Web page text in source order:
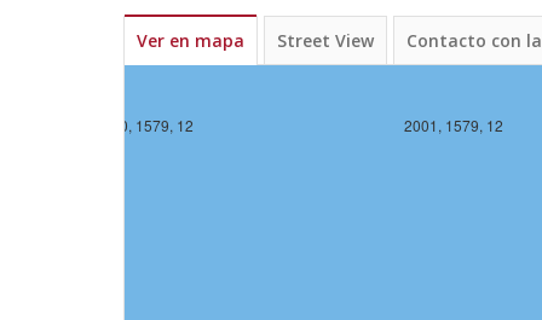
Ver en mapa Street View Contacto con
2001, 1579, 12
2000, 1579, 12